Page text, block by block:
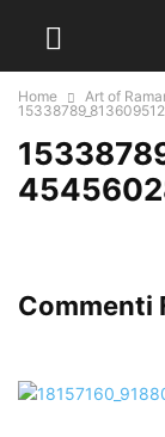
Home
Art of
Commenti